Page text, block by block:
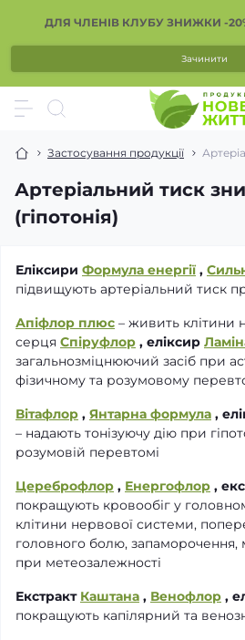
ДЛЯ ЧЛЕНІВ КЛУБУ ЗНИЖКИ -
Зачинити
Застосування продукції
Артеріальний тиск
(гіпотонія)
Еліксири Формула енергії,
підвищують артеріальний тиск
Апіфлор плюс – живить клітини
серця Спіруфлор , еліксир
загальнозміцнюючий засіб при
фізичному та розумовому
Вітафлор , Янтарна формула ,
– надають тонізуючу дію при
розумовій перевтомі
Цереброфлор , Енергофлор ,
покращують кровообіг у
клітини нервової системи,
головного болю, запаморочення,
при метеозалежності
Екстракт Каштана , Венофлор ,
покращують капілярний та